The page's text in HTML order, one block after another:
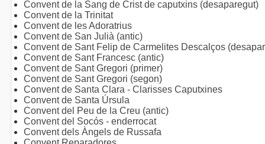
Convent de la Sang de Crist de caputxins (desaparegut)
Convent de la Trinitat
Convent de les Adoratrius
Convent de San Julià (antic)
Convent de Sant Felip de Carmelites Descalços
Convent de Sant Francesc (antic)
Convent de Sant Gregori (primer)
Convent de Sant Gregori (segon)
Convent de Santa Clara - Clarisses Caputxines
Convent de Santa Úrsula
Convent del Peu de la Creu (antic)
Convent del Socós - enderrocat
Convent dels Àngels de Russafa